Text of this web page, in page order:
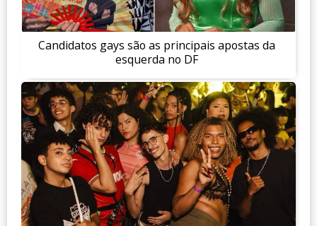
Candidatos gays são as principais apostas da
esquerda no DF